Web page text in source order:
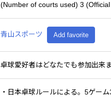
(Number of courts used) 3
青山スポーツ Add favorite
卓球愛好者はどなたでも参加出来
・日本卓球ルールによる。5ゲー